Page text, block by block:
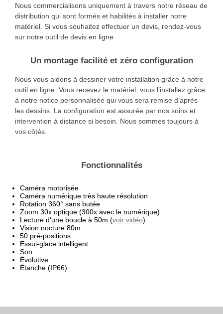
Nous commercialisons uniquement à travers notre réseau de
distribution qui sont formés et habilités à installer notre
matériel. Si vous souhaitez effectuer un devis, rendez-vous
sur notre outil de devis en ligne
Un montage facilité et zéro configuration
Nous vous aidons à dessiner votre installation grâce à notre
outil en ligne. Vous recevez le matériel, vous l’installez grâce
à notre notice personnalisée qui vous sera remise d’après
les dessins. La configuration est assurée par nos soins et
intervention à distance si besoin. Nous sommes toujours à
vos côtés.
Fonctionnalités
Caméra motorisée
Caméra numérique très haute résolution
Rotation 360° sans butée
Zoom 30x optique (300x avec le numérique)
Lecture d'une boucle à 50m (voir vidéo)
Vision nocture 80m
50 pré-positions
Essui-glace intelligent
Son
Évolutive
Étanche (IP66)